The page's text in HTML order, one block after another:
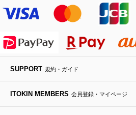
MK MICHEL KLEIN BAG
HIROKO KOSHINO
ライダースジャケット
デニムジャケット
ダウンジャケット・コート
ハンカチ・バンダナ
手袋
チャーム・ストラップ
バックパック・リュック
ボディバッグ・メッセンジャー
トラベルバッグ
フラットシューズ
ローファー
ドレスシューズ
カサブランカ・カラー
ラナンキュラス
ポプリアレンジ＆フレグランス
SUPPORT 規約・ガイド
ITOKIN MEMBERS 会員登録・マイページ